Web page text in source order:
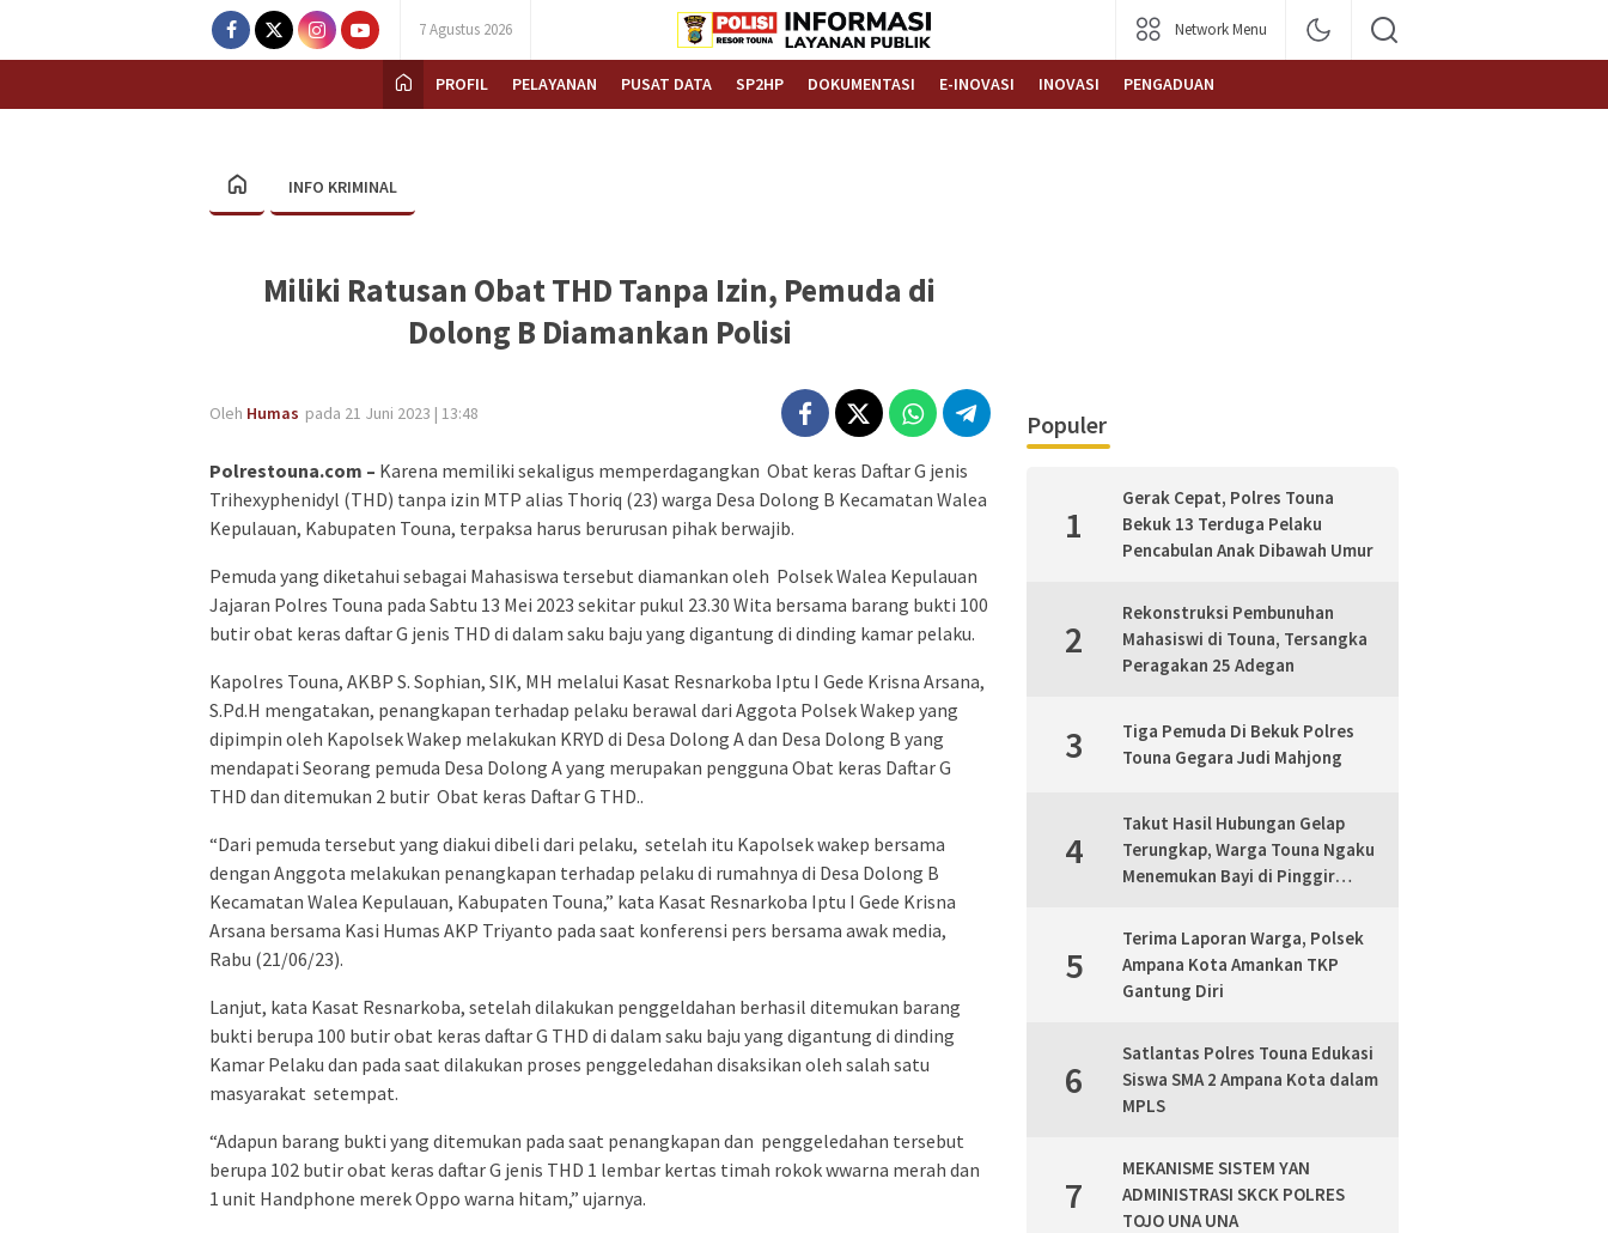
7 Agustus 2026
Polrestouna.com
Informasi Layanan Publik
Network Menu
PROFIL PELAYANAN PUSAT DATA SP2HP DOKUMENTASI E-INOVASI INOVASI PENGADUAN
INFO KRIMINAL
Miliki Ratusan Obat THD Tanpa Izin, Pemuda di
Dolong B Diamankan Polisi
Oleh Humas pada 21 Juni 2023 | 13:48
Polrestouna.com – Karena memiliki sekaligus memperdagangkan Obat keras Daftar G jenis
Trihexyphenidyl (THD) tanpa izin MTP alias Thoriq (23) warga Desa Dolong B Kecamatan Walea
Kepulauan, Kabupaten Touna, terpaksa harus berurusan pihak berwajib.
Pemuda yang diketahui sebagai Mahasiswa tersebut diamankan oleh Polsek Walea Kepulauan
Jajaran Polres Touna pada Sabtu 13 Mei 2023 sekitar pukul 23.30 Wita bersama barang bukti 100
butir obat keras daftar G jenis THD di dalam saku baju yang digantung di dinding kamar pelaku.
Kapolres Touna, AKBP S. Sophian, SIK, MH melalui Kasat Resnarkoba Iptu I Gede Krisna Arsana,
S.Pd.H mengatakan, penangkapan terhadap pelaku berawal dari Aggota Polsek Wakep yang
dipimpin oleh Kapolsek Wakep melakukan KRYD di Desa Dolong A dan Desa Dolong B yang
mendapati Seorang pemuda Desa Dolong A yang merupakan pengguna Obat keras Daftar G
THD dan ditemukan 2 butir Obat keras Daftar G THD..
“Dari pemuda tersebut yang diakui dibeli dari pelaku, setelah itu Kapolsek wakep bersama
dengan Anggota melakukan penangkapan terhadap pelaku di rumahnya di Desa Dolong B
Kecamatan Walea Kepulauan, Kabupaten Touna,” kata Kasat Resnarkoba Iptu I Gede Krisna
Arsana bersama Kasi Humas AKP Triyanto pada saat konferensi pers bersama awak media,
Rabu (21/06/23).
Lanjut, kata Kasat Resnarkoba, setelah dilakukan penggeldahan berhasil ditemukan barang
bukti berupa 100 butir obat keras daftar G THD di dalam saku baju yang digantung di dinding
Kamar Pelaku dan pada saat dilakukan proses penggeledahan disaksikan oleh salah satu
masyarakat setempat.
“Adapun barang bukti yang ditemukan pada saat penangkapan dan penggeledahan tersebut
berupa 102 butir obat keras daftar G jenis THD 1 lembar kertas timah rokok wwarna merah dan
1 unit Handphone merek Oppo warna hitam,” ujarnya.
Populer
1
Gerak Cepat, Polres Touna
Bekuk 13 Terduga Pelaku
Pencabulan Anak Dibawah Umur
2
Rekonstruksi Pembunuhan
Mahasiswi di Touna, Tersangka
Peragakan 25 Adegan
3
Tiga Pemuda Di Bekuk Polres
Touna Gegara Judi Mahjong
4
Takut Hasil Hubungan Gelap
Terungkap, Warga Touna Ngaku
Menemukan Bayi di Pinggir
5
Terima Laporan Warga, Polsek
Ampana Kota Amankan TKP
Gantung Diri
6
Satlantas Polres Touna Edukasi
Siswa SMA 2 Ampana Kota dalam
MPLS
7
MEKANISME SISTEM YAN
ADMINISTRASI SKCK POLRES
TOJO UNA UNA